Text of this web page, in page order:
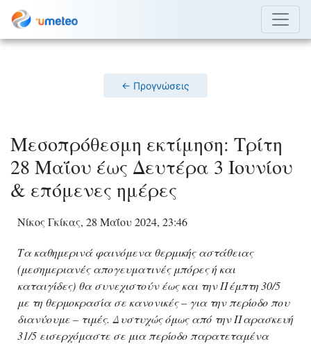
← Προγνώσεις
Μεσοπρόθεσμη εκτίμηση: Τρίτη
28 Μαΐου έως Δευτέρα 3 Ιουνίου
& επόμενες ημέρες
Νίκος Γκίκας, 28 Μαΐου 2024, 23:46
Τα καθημερινά φαινόμενα θερμικής αστάθειας
(μεσημεριανές απογευματινές μπόρες ή και
καταιγίδες) θα συνεχιστούν έως και την Πέμπτη 30/5
με τη θερμοκρασία σε κανονικές – για την περίοδο που
διανύουμε – τιμές. Δυστυχώς όμως από την Παρασκευή
31/5 εισερχόμαστε σε μια περίοδο παρατεταμένα